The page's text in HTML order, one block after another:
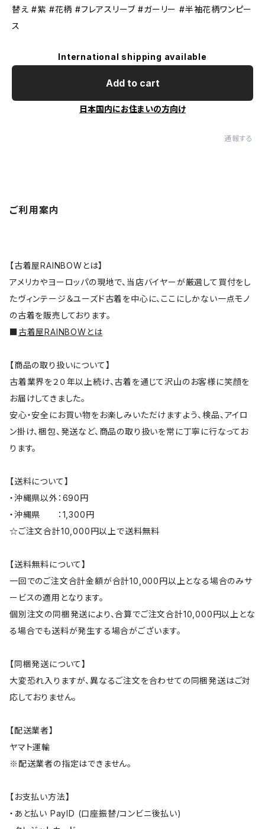
替え #紫 #花柄 #フレアスリーブ #ガーリー #半袖花柄ワンピー
ス
International shipping available
Add to cart
日本国内にお住まいの方向け
通報する
ご利用案内
【古着屋RAINBOWとは】
アメリカやヨーロッパの現地で、当店バイヤーが厳選して買付をし
たヴィンテージ＆ユーズド古着を中心に、ここにしかない一点モノ
の古着を販売しております。
■古着屋RAINBOWとは
【商品の取り扱いについて】
古着業界を２０年以上続け、古着を通じて沢山のお客様に笑顔を
お届けしてきました。
安心・安全にお買い物をお楽しみいただけますよう、検品、アイロ
ン掛け、梱包、発送など、商品の取り扱いを常に丁寧に行なってお
ります。
【送料について】
・沖縄県以外：690円
・沖縄県 ：1,300円
☆ご注文合計10,000円以上で送料無料
【送料無料について】
一回でのご注文合計金額が合計10,000円以上となる場合のみサ
ービスの適用となります。
個別注文の同梱発送により、合算でご注文合計10,000円以上とな
る場合でも送料が発生する場合がございます。
【同梱発送について】
大変恐れ入りますが、異なるご注文を合わせての同梱発送はご対
応しておりません。
【配送業者】
ヤマト運輸
※配送業者の指定はできません。
【お支払い方法】
・あと払い PayID (口座振替/コンビニ後払い)